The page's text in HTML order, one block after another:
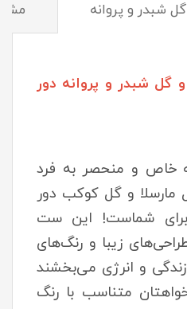
شبدر و پروانه
شبدر و پروانه دور
خاص و منحصر به فرد
و گل کوکب دور
برای شماست! این ست
زیبا و رنگ‌های
و انرژی می‌بخشند
متناسب با رنگ